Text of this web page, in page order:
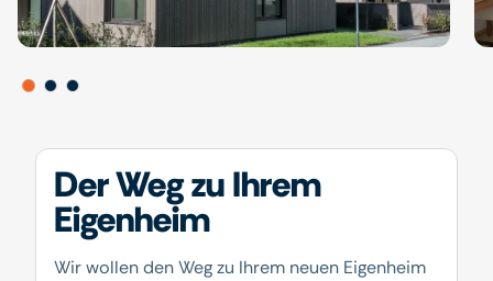
Der Weg zu Ihrem
Eigenheim
Wir wollen den Weg zu Ihrem neuen Eigenheim